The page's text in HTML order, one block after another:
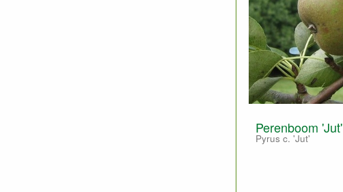
Perenboom 'Jut'
Pyrus c. 'Jut'